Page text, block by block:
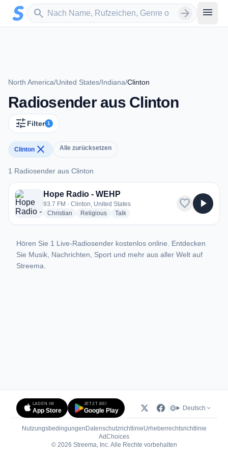
Zum Hauptinhalt springen
search
Sender suchen arrow_forward menu
North America/United States/Indiana/Clinton
Radiosender aus Clinton
tune Filter 1
Clinton close Alle zurücksetzen
1 Radiosender aus Clinton
1 Radiosender aus Clinton
Hope Radio - WEHP
93.7 FM · Clinton, United States
Christian radio stations
Religiousradio stations
Talkradio stations
favorite play_arrow
Hören Sie 1 Live-Radiosender kostenlos online. Entdecken
Sie Musik, Nachrichten, Sport und mehr aus aller Welt auf
Streema.
LADEN IM
App Store
JETZT BEI
Google Play Deutsch
Nutzungsbedingungen DatenschutzrichtlinieUrheberrechtsrichtlinie
AdChoices(öffnet in neuem Tab)
© 2026 Streema, Inc. Alle Rechte vorbehalten